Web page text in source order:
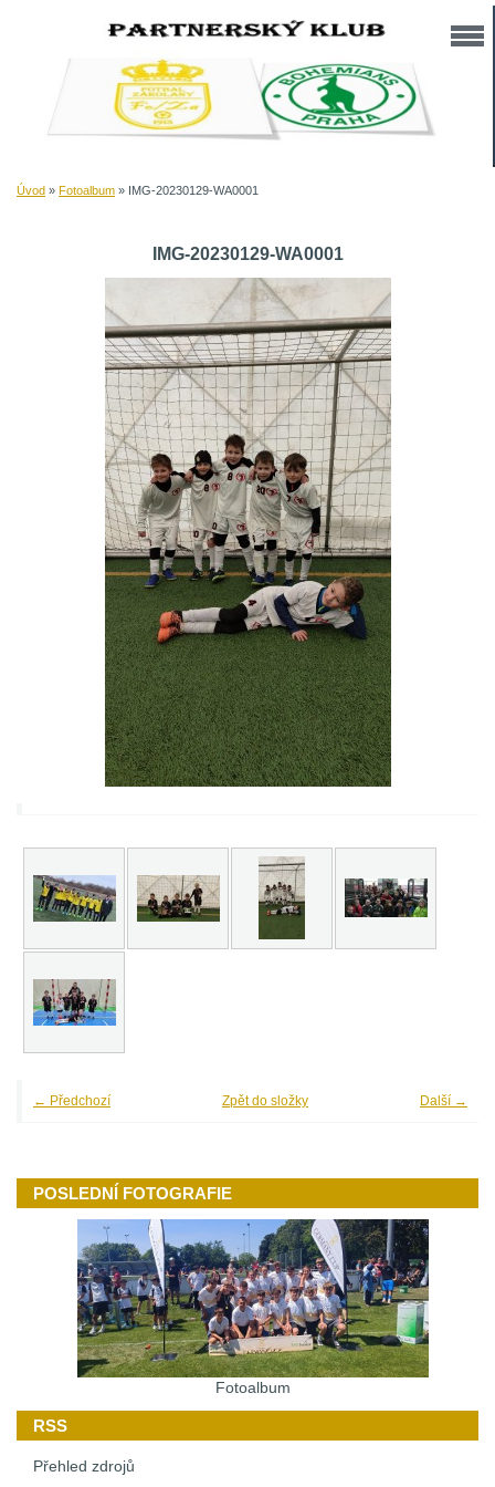
Úvod » Fotoalbum » IMG-20230129-WA0001
IMG-20230129-WA0001
← Předchozí Další →
Zpět do složky
POSLEDNÍ FOTOGRAFIE
Fotoalbum
RSS
Přehled zdrojů